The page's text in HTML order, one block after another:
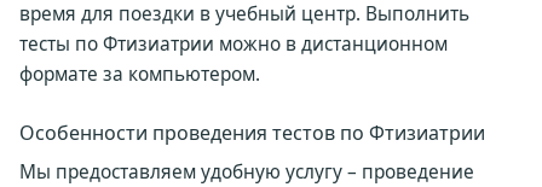
время для поездки в учебный центр. Выполнить
тесты по Фтизиатрии можно в дистанционном
формате за компьютером.
Особенности проведения тестов по Фтизиатрии
Мы предоставляем удобную услугу – проведение